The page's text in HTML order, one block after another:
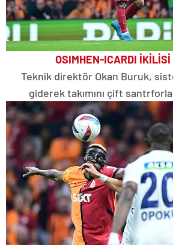
OSIMHEN-ICARDI
Teknik direktör Okan Buruk,
giderek takımını çift